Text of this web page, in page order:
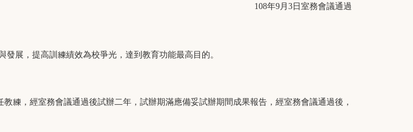
108年9 月3日室務會議通過
展，提高訓練績效為校爭光，達到教育功能最高目的。
練，經室務會議通過後試辦二年，試辦期滿應備妥試辦期間成果報告，經室務會議通過後，